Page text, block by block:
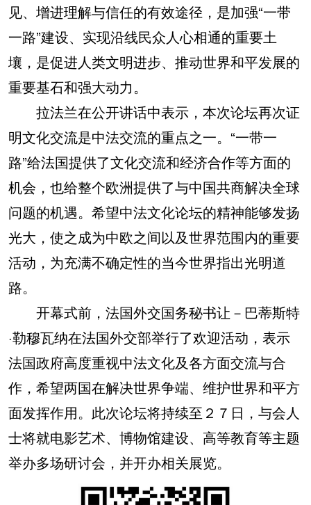
见、增进理解与信任的有效途径，是加强“一带
一路”建设、实现沿线民众人心相通的重要土
壤，是促进人类文明进步、推动世界和平发展的
重要基石和强大动力。
拉法兰在公开讲话中表示，本次论坛再次证
明文化交流是中法交流的重点之一。“一带一
路”给法国提供了文化交流和经济合作等方面的
机会，也给整个欧洲提供了与中国共商解决全球
问题的机遇。希望中法文化论坛的精神能够发扬
光大，使之成为中欧之间以及世界范围内的重要
活动，为充满不确定性的当今世界指出光明道
路。
开幕式前，法国外交国务秘书让－巴蒂斯特
·勒穆瓦纳在法国外交部举行了欢迎活动，表示
法国政府高度重视中法文化及各方面交流与合
作，希望两国在解决世界争端、维护世界和平方
面发挥作用。此次论坛将持续至２７日，与会人
士将就电影艺术、博物馆建设、高等教育等主题
举办多场研讨会，并开办相关展览。